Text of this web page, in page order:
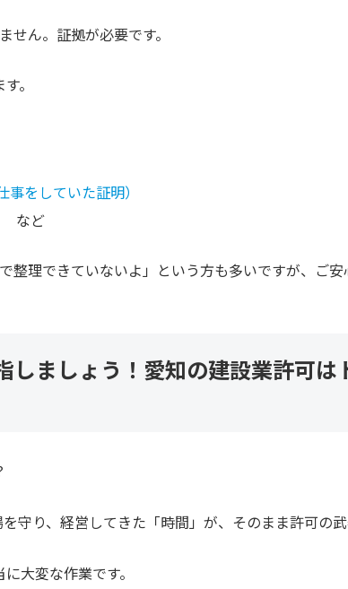
せん。証拠が必要です。
。
をしていた証明）
ど
理できていないよ」という方も多いですが、ご
しましょう！愛知の建設業許可
り、経営してきた「時間」が、そのまま許可の武
大変な作業です。